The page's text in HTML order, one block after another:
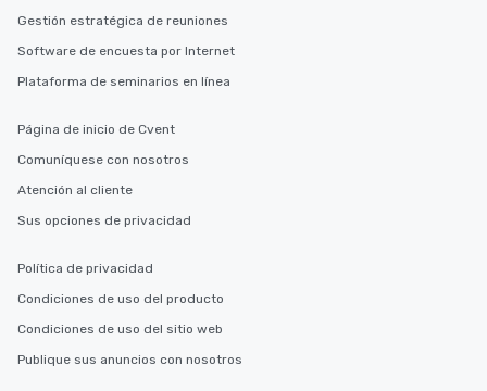
Gestión estratégica de reuniones
Software de encuesta por Internet
Plataforma de seminarios en línea
Página de inicio de Cvent
Comuníquese con nosotros
Atención al cliente
Sus opciones de privacidad
Política de privacidad
Condiciones de uso del producto
Condiciones de uso del sitio web
Publique sus anuncios con nosotros